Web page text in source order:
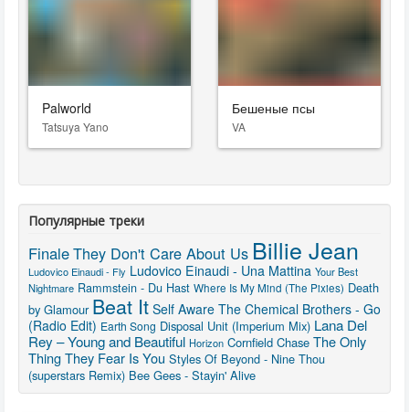
Palworld
Tatsuya Yano
Бешеные псы
VA
Популярные треки
FinaleThey Don't Care About Us Billie Jean
Ludovico Einaudi - Fly Ludovico Einaudi - Una Mattina Your Best
Nightmare Rammstein - Du Hast Where Is My Mind (The Pixies) Death
by Glamour Beat It Self Aware The Chemical Brothers - Go
(Radio Edit) Earth Song Disposal Unit (Imperium Mix) Lana Del
Rey – Young and Beautiful Horizon Cornfield Chase The Only
Thing They Fear Is You Styles Of Beyond - Nine Thou
(superstars Remix) Bee Gees - Stayin' Alive